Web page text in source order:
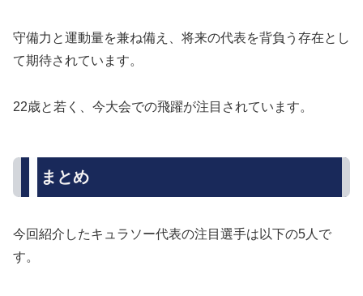
守備力と運動量を兼ね備え、将来の代表を背負う存在とし
て期待されています。
22歳と若く、今大会での飛躍が注目されています。
まとめ
今回紹介したキュラソー代表の注目選手は以下の5人で
す。